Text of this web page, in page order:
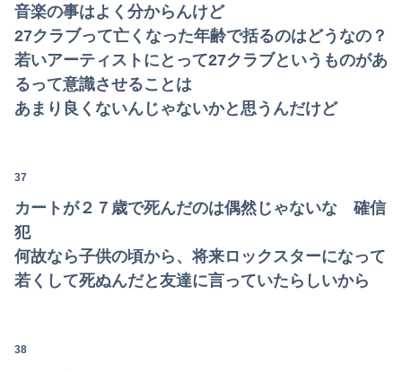
Powered by livedoor 相互RSS
音楽の事はよく分からんけど
27クラブって亡くなった年齢で括るのはどうなの？
若いアーティストにとって27クラブというものがあ
るって意識させることは
あまり良くないんじゃないかと思うんだけど
37
カートが２７歳で死んだのは偶然じゃないな 確信
犯
何故なら子供の頃から、将来ロックスターになって
若くして死ぬんだと友達に言っていたらしいから
38